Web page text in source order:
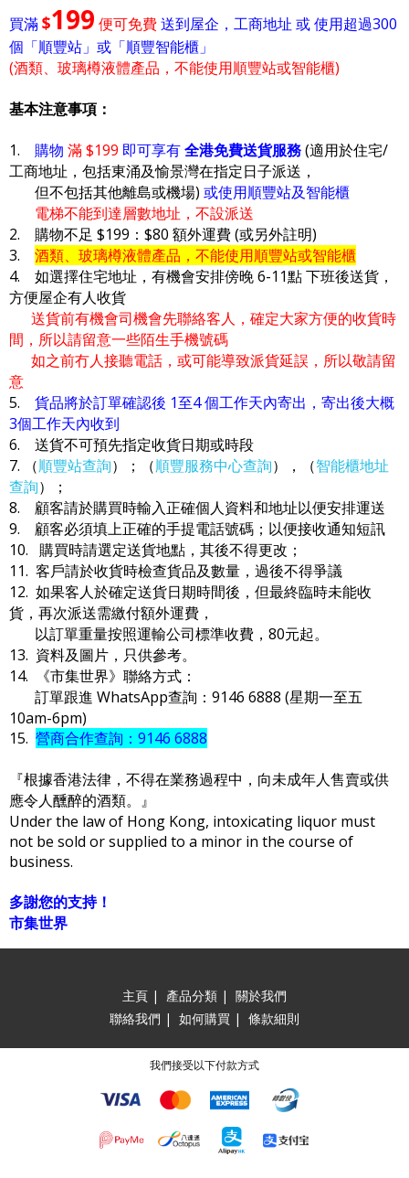
買滿$199 便可免費送到屋企，工商地址 或 使用超過300
個「順豐站」或「順豐智能櫃」
(酒類、玻璃樽液體產品，不能使用順豐站或智能櫃)
基本注意事項：
1. 購物 滿 $199 即可享有全港免費送貨服務(適用於住宅/
工商地址，包括東涌及愉景灣在指定日子派送，
但不包括其他離島或機場) 或使用順豐站及智能櫃
電梯不能到達層數地址，不設派送
2. 購物不足 $199：$80 額外運費 (或另外註明)
3. 酒類、玻璃樽液體產品，不能使用順豐站或智能櫃
4. 如選擇住宅地址，有機會安排傍晚 6-11點 下班後送貨，
方便屋企有人收貨
送貨前有機會司機會先聯絡客人，確定大家方便的收貨時
間，所以請留意一些陌生手機號碼
如之前冇人接聽電話，或可能導致派貨延誤，所以敬請留
意
5. 貨品將於訂單確認後 1至4 個工作天內寄出，寄出後大概
3個工作天內收到
6. 送貨不可預先指定收貨日期或時段
7. （順豐站查詢）；（順豐服務中心查詢），（智能櫃地址
查詢）；
8. 顧客請於購買時輸入正確個人資料和地址以便安排運送
9. 顧客必須填上正確的手提電話號碼；以便接收通知短訊
10. 購買時請選定送貨地點，其後不得更改；
11. 客戶請於收貨時檢查貨品及數量，過後不得爭議
12. 如果客人於確定送貨日期時間後，但最終臨時未能收
貨，再次派送需繳付額外運費，
以訂單重量按照運輸公司標準收費，80元起。
13. 資料及圖片，只供參考。
14. 《市集世界》聯絡方式：
訂單跟進 WhatsApp查詢：9146 6888 (星期一至五
10am-6pm)
15. 營商合作查詢：9146 6888
『根據香港法律，不得在業務過程中，向未成年人售賣或供
應令人醺醉的酒類。』
Under the law of Hong Kong, intoxicating liquor must
not be sold or supplied to a minor in the course of
business.
多謝您的支持！
市集世界
主頁 | 產品分類 | 關於我們
聯絡我們 | 如何購買 | 條款細則
我們接受以下付款方式